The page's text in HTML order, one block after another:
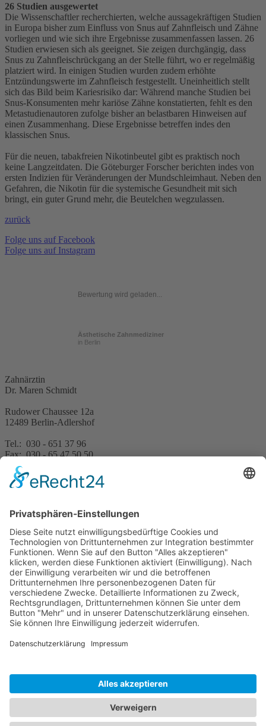
26 Studien ausgewertet
Die Wissenschaftler recherchierten, welche aussagekräftigen Studien
in Europa bisher zum Einfluss von Snus auf Zahnfleisch und Zähne
vorliegen und wie sich ihre Ergebnisse zusammenfassen lassen. 26
Studien erwiesen sich als geeignet. Sie zeigen durchgängig, dass
Snus zu Zahnfleischrückgang an der Stelle führt, wo er regelmäßig
platziert wird. In einigen Studien wurden zudem erhöhte
Entzündungswerte im Zahnfleisch festgestellt. Uneinheitlich stellt
sich das Bild beim Kariesrisiko dar: Während manche Studien bei
Snus-Konsumenten mehr kariöse Zähne konstatierten, fehlt es den
Metastudienautoren zufolge bisher an belastbaren Hinweisen auf
einen Zusammenhang. Diese Ergebnisse betreffen indes den
klassischen Snus.
Für die neuen, tabakfreien Nikotinbeutel gibt es praktisch noch
keine Langzeitdaten. Die Göteburger Forscher berichten indes von
ersten Indizien für Veränderungen der Mundschleimhaut. Neben den
Gefahren, die Nikotin für die systemische Gesundheit mit sich
bringt, ein guter Grund mehr, die Beutelchen wegzulassen.
zurück
Folge uns auf Facebook
Folge uns auf Instagram
Bewertung wird geladen...
Ästhetische Zahnmediziner
in Berlin
Zahnärztin
Dr. Maren Schmidt
Rudower Chaussee 12a
12489 Berlin-Adlershof
Tel.: 030 - 651 37 96
Fax: 030 - 65 47 50 50
E-Mail:
Praxisfilm anschauen
Sprechzeiten
Mo 12.00 bis 20.00 Uhr
Di
09.00 bis 15.00 Uhr
08.15 Uhr (professionelle Zahnreinigung)
Do 10.00 bis 19.00 Uhr
Einmalig veränderte Sprechzeiten:
Mittwoch 08.07. 9:00 bis 17:00 Uhr
Donnerstag 09.07. 9:00 bis 14:00 Uhr